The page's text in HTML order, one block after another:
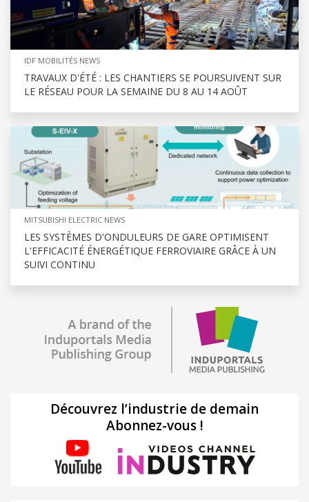
IDF MOBILITÉS NEWS
TRAVAUX D'ÉTÉ : LES CHANTIERS SE POURSUIVENT SUR
LE RÉSEAU POUR LA SEMAINE DU 8 AU 14 AOÛT
MITSUBISHI ELECTRIC NEWS
LES SYSTÈMES D'ONDULEURS DE GARE OPTIMISENT
L'EFFICACITÉ ÉNERGÉTIQUE FERROVIAIRE GRÂCE À UN
SUIVI CONTINU
Découvrez l’industrie de demain
Abonnez-vous !